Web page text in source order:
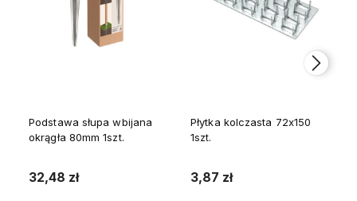
Podstawa słupa wbijana
okrągła 80mm 1szt.
32,48 zł
Płytka kolczasta 72x150
1szt.
3,87 zł